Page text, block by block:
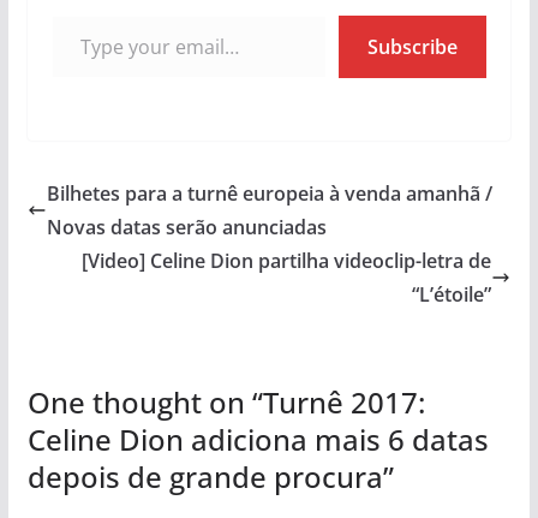
Subscribe
Bilhetes para a turnê europeia à venda amanhã /
Novas datas serão anunciadas
[Video] Celine Dion partilha videoclip-letra de
“L’étoile”
One thought on “Turnê 2017:
Celine Dion adiciona mais 6 datas
depois de grande procura”